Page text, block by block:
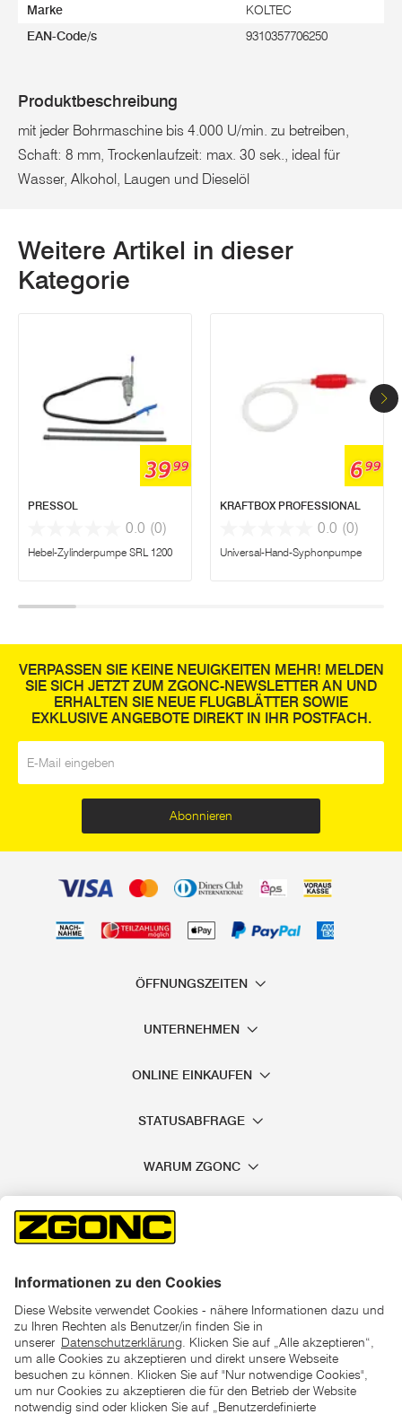
Marke KOLTEC
EAN-Code/s 9310357706250
Produktbeschreibung
mit jeder Bohrmaschine bis 4.000 U/min. zu betreiben,
Schaft: 8 mm, Trockenlaufzeit: max. 30 sek., ideal für
Wasser, Alkohol, Laugen und Dieselöl
Weitere Artikel in dieser
Kategorie
3999
PRESSOL
0.0 (0)
Hebel-Zylinderpumpe SRL 1200
699
KRAFTBOX PROFESSIONAL
0.0 (0)
Universal-Hand-Syphonpumpe
VERPASSEN SIE KEINE NEUIGKEITEN MEHR! MELDEN
SIE SICH JETZT ZUM ZGONC-NEWSLETTER AN UND
ERHALTEN SIE NEUE FLUGBLÄTTER SOWIE
EXKLUSIVE ANGEBOTE DIREKT IN IHR POSTFACH.
Abonnieren
ÖFFNUNGSZEITEN
UNTERNEHMEN
ONLINE EINKAUFEN
STATUSABFRAGE
WARUM ZGONC
*der "statt"-Preis ist der niedrigste von uns in den letzten 30
Tagen vor Beginn dieser Aktion verlangte Preis